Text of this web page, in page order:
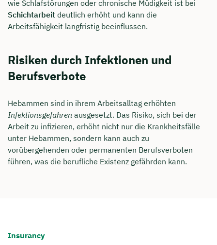
wie Schlafstörungen oder chronische Müdigkeit ist bei
Schichtarbeit deutlich erhöht und kann die
Arbeitsfähigkeit langfristig beeinflussen.
Risiken durch Infektionen und
Berufsverbote
Hebammen sind in ihrem Arbeitsalltag erhöhten
Infektionsgefahren ausgesetzt. Das Risiko, sich bei der
Arbeit zu infizieren, erhöht nicht nur die Krankheitsfälle
unter Hebammen, sondern kann auch zu
vorübergehenden oder permanenten Berufsverboten
führen, was die berufliche Existenz gefährden kann.
Insurancy
Dauer: ca. 30 Minuten
🗓️ Wählen Sie jetzt Ihren Wunschtermin:
Meeting buchen